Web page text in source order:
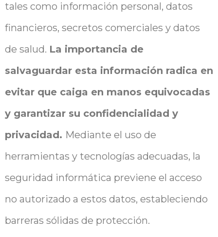
tales como información personal, datos
financieros, secretos comerciales y datos
de salud. La importancia de
salvaguardar esta información radica en
evitar que caiga en manos equivocadas
y garantizar su confidencialidad y
privacidad. Mediante el uso de
herramientas y tecnologías adecuadas, la
seguridad informática previene el acceso
no autorizado a estos datos, estableciendo
barreras sólidas de protección.